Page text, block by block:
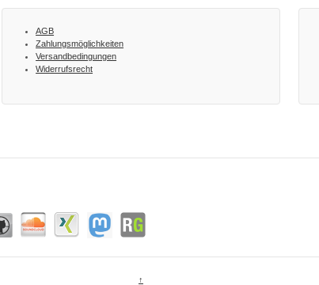
AGB
Zahlungsmöglichkeiten
Versandbedingungen
Widerrufsrecht
↑